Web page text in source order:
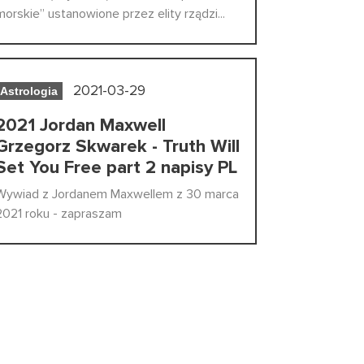
ustanowione przez elity rządzi...
Astrologia 2021-03-29
Jordan Maxwell
Skwarek - Truth Will
You Free part 2 napisy PL
z Jordanem Maxwellem z 30 marca
roku - zapraszam